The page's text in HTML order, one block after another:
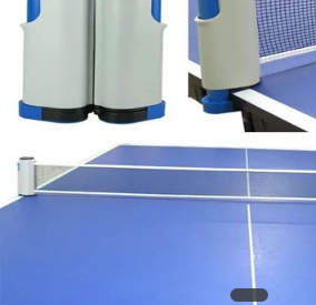
DEMANDEZ
UN
DEVIS
PLAN